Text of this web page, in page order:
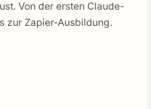
Von der ersten Claude-
zur Zapier-Ausbildung.